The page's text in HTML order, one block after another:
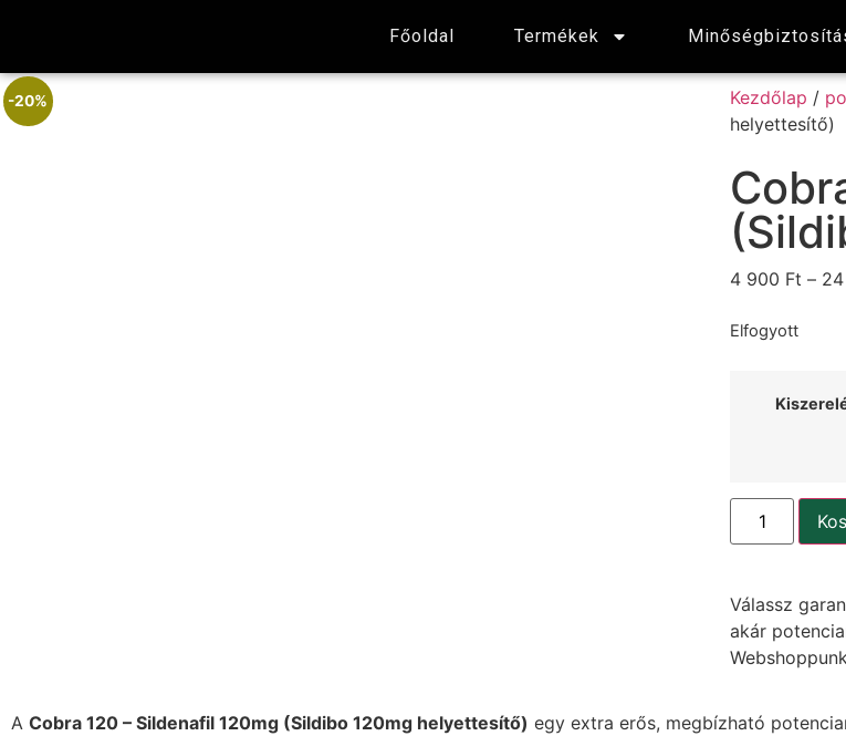
Főoldal Termékek
-20% Kezdőlap /
helyettesítő)
4 900 Ft –
Elfogyott
Válassz
akár
A Cobra 120 – Sildenafil 120mg (Sildibo 120mg helyettesítő) egy extra erős, megbízható